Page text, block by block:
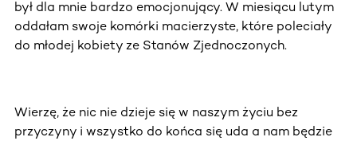
był dla mnie bardzo emocjonujący. W miesiącu lutym
oddałam swoje komórki macierzyste, które poleciały
do młodej kobiety ze Stanów Zjednoczonych.
Wierzę, że nic nie dzieje się w naszym życiu bez
przyczyny i wszystko do końca się uda a nam będzie